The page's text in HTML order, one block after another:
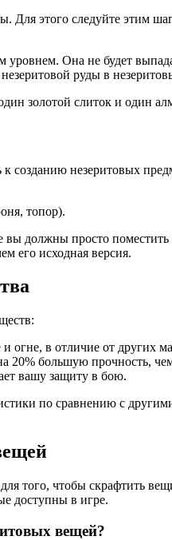
Для этого следуйте этим
Она не будет
руды в
золотой слиток и один
созданию незеритовых
топор).
должны просто
его исходная версия.
огне, в отличие от других
20% большую прочность,
вашу защиту в бою.
по сравнению с
того, чтобы скрафтить
доступны в игре.
вещей?